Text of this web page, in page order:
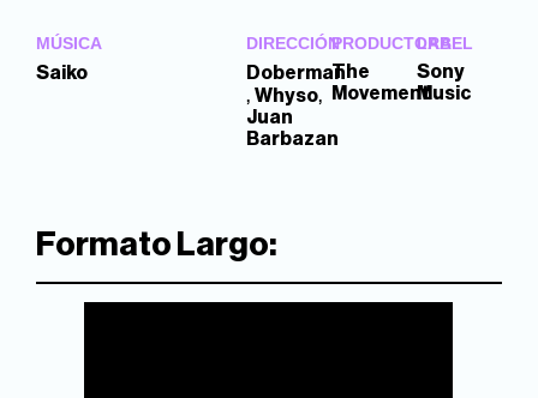
MÚSICA
Saiko
DIRECCIÓN
Doberman
, Whyso,
Juan
Barbazan
PRODUCTORA
The
Movement
LABEL
Sony
Music
Formato Largo: